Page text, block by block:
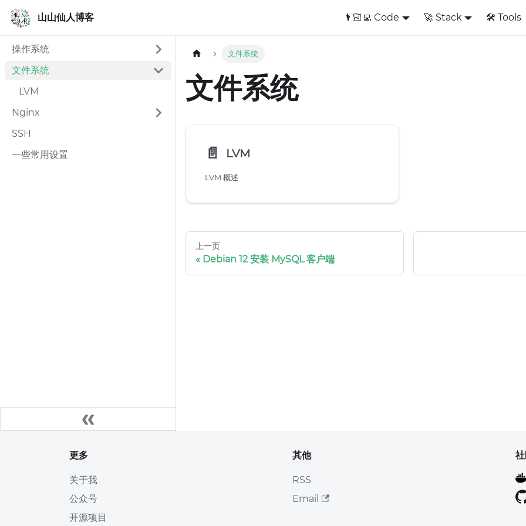
山山仙人博客 👨🏻‍💻 Code 🚀 Stack 🛠️ Tools
山山仙人博客
操作系统
文件系统
LVM
Nginx
SSH
一些常用设置
文件系统
文件系统
📄️ LVM
LVM 概述
上一页
Debian 12 安装 MySQL 客户端
更多
关于我
公众号
开源项目
其他
RSS
Email